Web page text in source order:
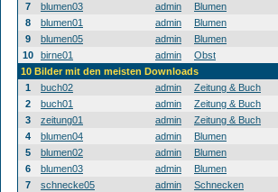
7
blumen03 admin Blumen
8
blumen01 admin Blumen
9
blumen05 admin Blumen
10
birne01 admin Obst
10 Bilder mit den meisten Downloads
1
buch02 admin Zeitung & Buch
2
buch01 admin Zeitung & Buch
3
zeitung01 admin Zeitung & Buch
4
blumen04 admin Blumen
5
blumen02 admin Blumen
6
blumen03 admin Blumen
7
schnecke05 admin Schnecken